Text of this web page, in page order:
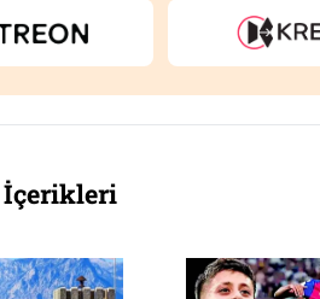
İçerikleri